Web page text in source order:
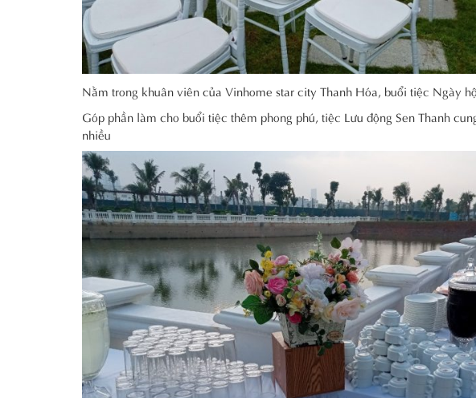
Nằm trong khuân viên của Vinhome star city Thanh Hóa, buổi tiệc Ngày
Góp phần làm cho buổi tiệc thêm phong phú, tiệc Lưu động Sen Thanh
nhiều